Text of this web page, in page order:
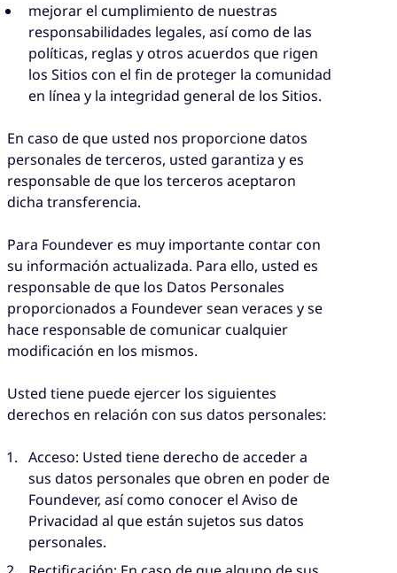
mejorar el cumplimiento de nuestras
responsabilidades legales, así como de las
políticas, reglas y otros acuerdos que rigen
los Sitios con el fin de proteger la comunidad
en línea y la integridad general de los Sitios.
En caso de que usted nos proporcione datos
personales de terceros, usted garantiza y es
responsable de que los terceros aceptaron
dicha transferencia.
Para Foundever es muy importante contar con
su información actualizada. Para ello, usted es
responsable de que los Datos Personales
proporcionados a Foundever sean veraces y se
hace responsable de comunicar cualquier
modificación en los mismos.
Usted tiene puede ejercer los siguientes
derechos en relación con sus datos personales:
Acceso: Usted tiene derecho de acceder a
sus datos personales que obren en poder de
Foundever, así como conocer el Aviso de
Privacidad al que están sujetos sus datos
personales.